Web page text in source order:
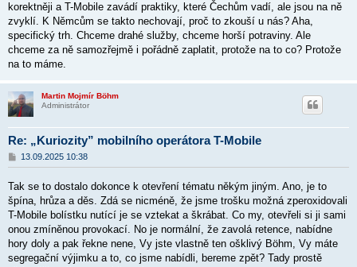
korektněji a T-Mobile zavádí praktiky, které Čechům vadí, ale jsou na ně
zvyklí. K Němcům se takto nechovají, proč to zkouší u nás? Aha,
specifický trh. Chceme drahé služby, chceme horší potraviny. Ale
chceme za ně samozřejmě i pořádně zaplatit, protože na to co? Protože
na to máme.
Martin Mojmír Böhm
Administrátor
Re: „Kuriozity” mobilního operátora T-Mobile
P
ř
s
p
ě
v
e
13.09.2025 10:38
Tak se to dostalo dokonce k otevření tématu někým jiným. Ano, je to
špína, hrůza a děs. Zdá se nicméně, že jsme trošku možná zperoxidovali
T-Mobile bolístku nutící je se vztekat a škrábat. Co my, otevřeli si ji sami
onou zmíněnou provokací. No je normální, že zavolá retence, nabídne
hory doly a pak řekne nene, Vy jste vlastně ten ošklivý Böhm, Vy máte
segregační výjimku a to, co jsme nabídli, bereme zpět? Tady prostě